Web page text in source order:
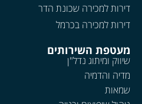
דירות למכירה שכונת הדר
דירות למכירה בכרמל
מעטפת השירותים
שיווק ומיתוג נדל"ן
מדיה והדמיה
שמאות